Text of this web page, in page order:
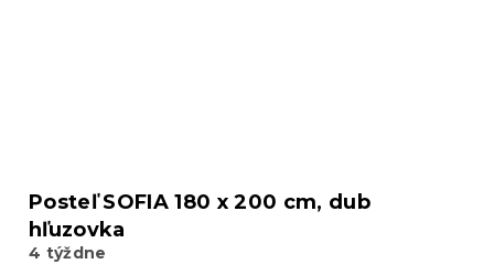
Posteľ SOFIA 180 x 200 cm, dub
hľuzovka
4 týždne